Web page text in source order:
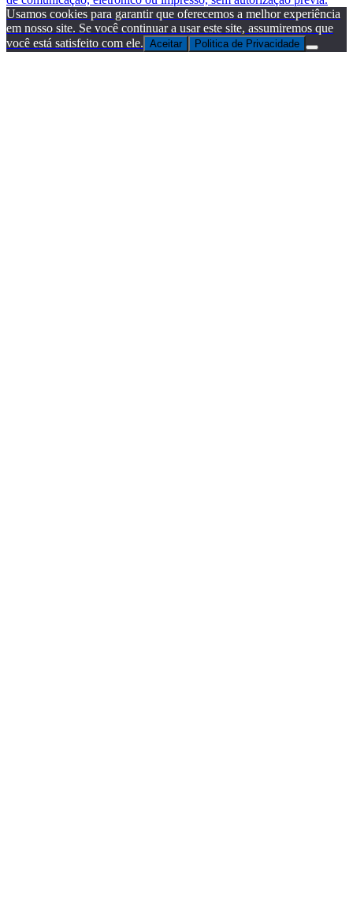
Usamos cookies para garantir que oferecemos a melhor experiência
em nosso site. Se você continuar a usar este site, assumiremos que
você está satisfeito com ele. Aceitar Politica de Privacidade